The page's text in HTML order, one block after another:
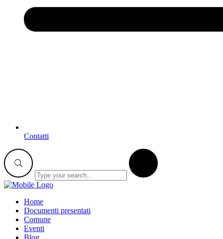
Contatti
Home
Documenti presentati
Comune
Eventi
Blog